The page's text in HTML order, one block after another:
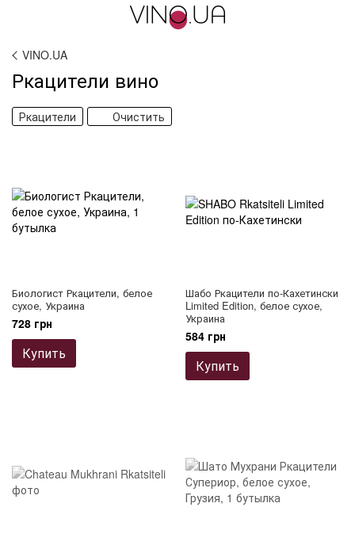
VINO.UA
Ркацители вино
Ркацители Очистить
Биологист Ркацители, белое
сухое, Украина
728 грн
Купить
Шабо Ркацители по-Кахетински
Limited Edition, белое сухое,
Украина
584 грн
Купить